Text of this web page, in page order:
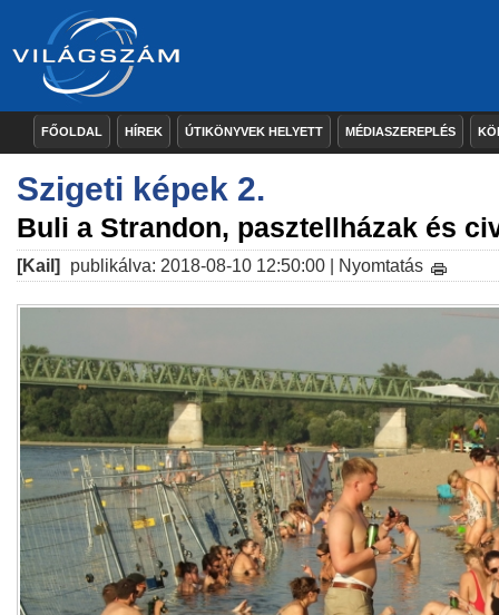
FŐOLDAL HÍREK ÚTIKÖNYVEK HELYETT MÉDIASZEREPLÉS
Szigeti képek 2.
Buli a Strandon, pasztellházak és
[Kail] publikálva: 2018-08-10 12:50:00 | Nyomtatás